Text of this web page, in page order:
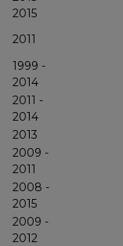
2015
2011
1999 -
2014
2011 -
2014
2013
2009 -
2011
2008 -
2015
2009 -
2012